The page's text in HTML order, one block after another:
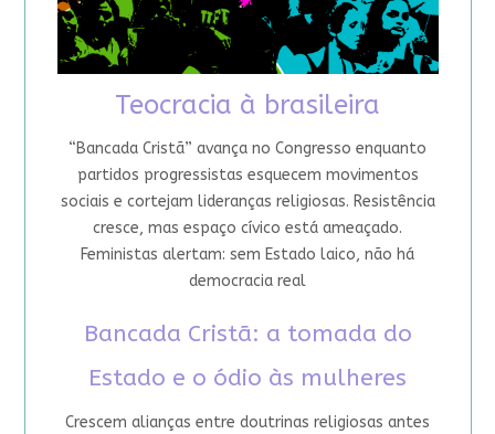
Teocracia à brasileira
“Bancada Cristã” avança no Congresso enquanto
partidos progressistas esquecem movimentos
sociais e cortejam lideranças religiosas. Resistência
cresce, mas espaço cívico está ameaçado.
Feministas alertam: sem Estado laico, não há
democracia real
Bancada Cristã: a tomada do
Estado e o ódio às mulheres
Crescem alianças entre doutrinas religiosas antes